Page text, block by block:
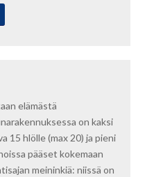
elämästä
on kaksi
15 hlölle (max 20) ja pieni
pääset kokemaan
meininkiä: niissä on